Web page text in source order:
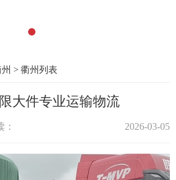
> 衢州列表
大件专业运输物流
： 2026-03-05